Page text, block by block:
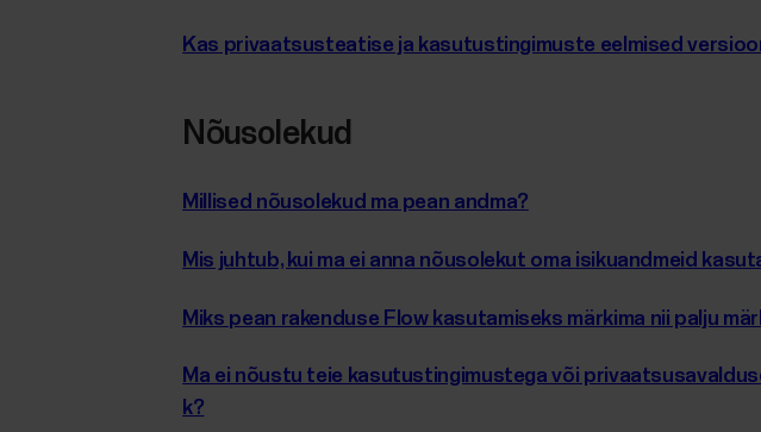
Kas privaatsusteatise ja kasutustingimuste eelmised
Nõusolekud
Millised nõusolekud ma pean andma?
Mis juhtub, kui ma ei anna nõusolekut oma isikuandmeid
Miks pean rakenduse Flow kasutamiseks märkima nii palju
Ma ei nõustu teie kasutustingimustega või
k?